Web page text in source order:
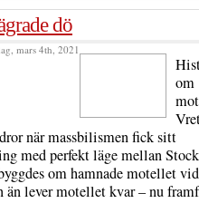
dö
mars 4th, 2021
om
när massbilismen fick sitt
med perfekt läge mellan
om hamnade motellet
än lever motellet kvar – nu